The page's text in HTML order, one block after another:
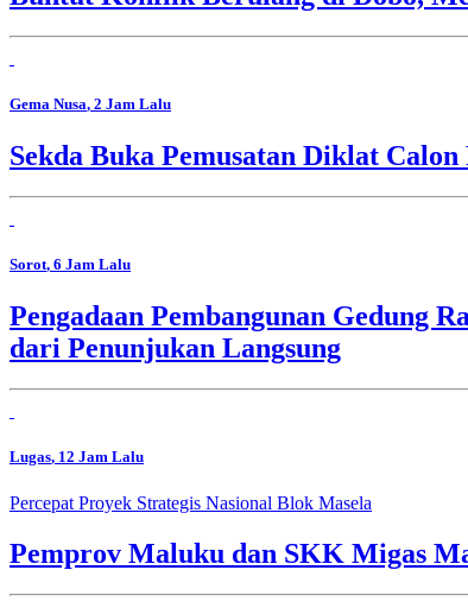
Gema Nusa, 2 Jam Lalu
Sekda Buka Pemusatan Diklat
Sorot, 6 Jam Lalu
Pengadaan Pembangunan Gedung
dari Penunjukan Langsung
Lugas, 12 Jam Lalu
Percepat Proyek Strategis Nasional Blok Masela
Pemprov Maluku dan SKK Migas